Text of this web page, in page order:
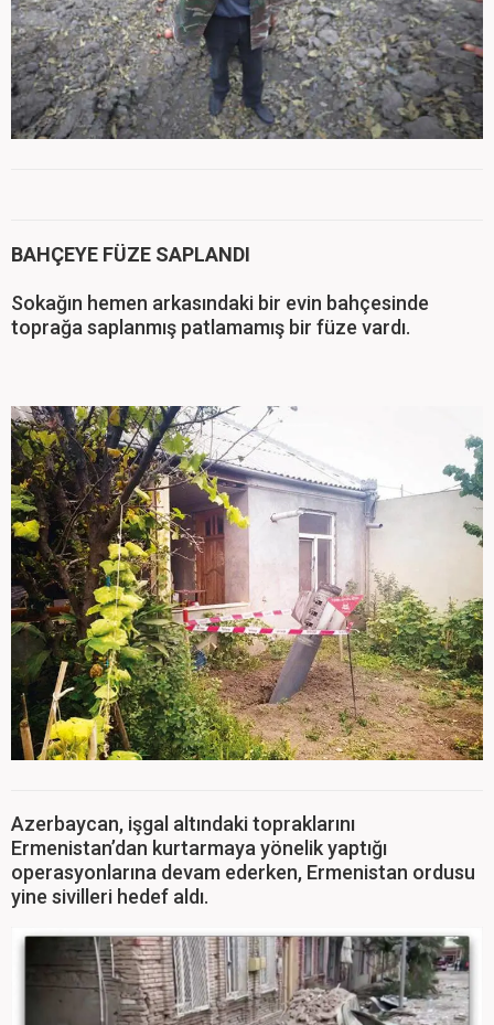
BAHÇEYE FÜZE SAPLANDI
Sokağın hemen arkasındaki bir evin bahçesinde
toprağa saplanmış patlamamış bir füze vardı.
Azerbaycan, işgal altındaki topraklarını
Ermenistan’dan kurtarmaya yönelik yaptığı
operasyonlarına devam ederken, Ermenistan ordusu
yine sivilleri hedef aldı.